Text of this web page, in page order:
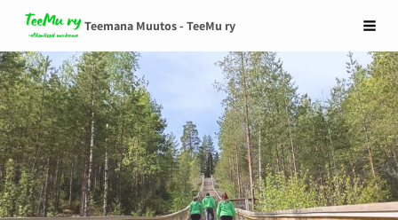
Siirry
sivun
sisältöön
Teemana Muutos - TeeMu ry